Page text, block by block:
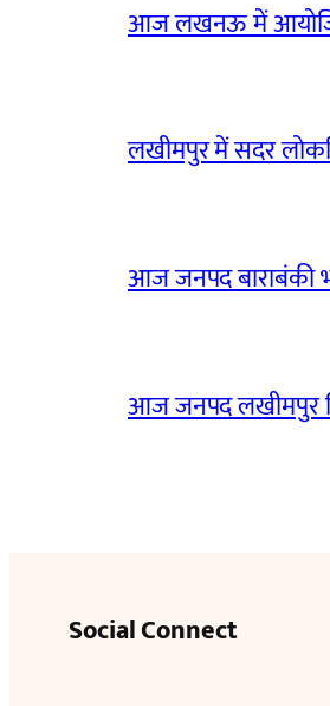
आज लखनऊ में आयोजित
लखीमपुर में सदर
आज जनपद बाराबंकी
आज जनपद लखीमपुर
Social Connect